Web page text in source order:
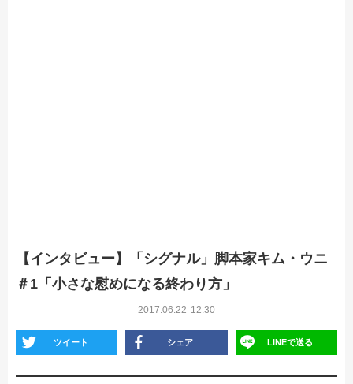
【インタビュー】「シグナル」脚本家キム・ウニ
＃1「小さな慰めになる終わり方」
2017.06.22 12:30
ツイート シェア LINEで送る